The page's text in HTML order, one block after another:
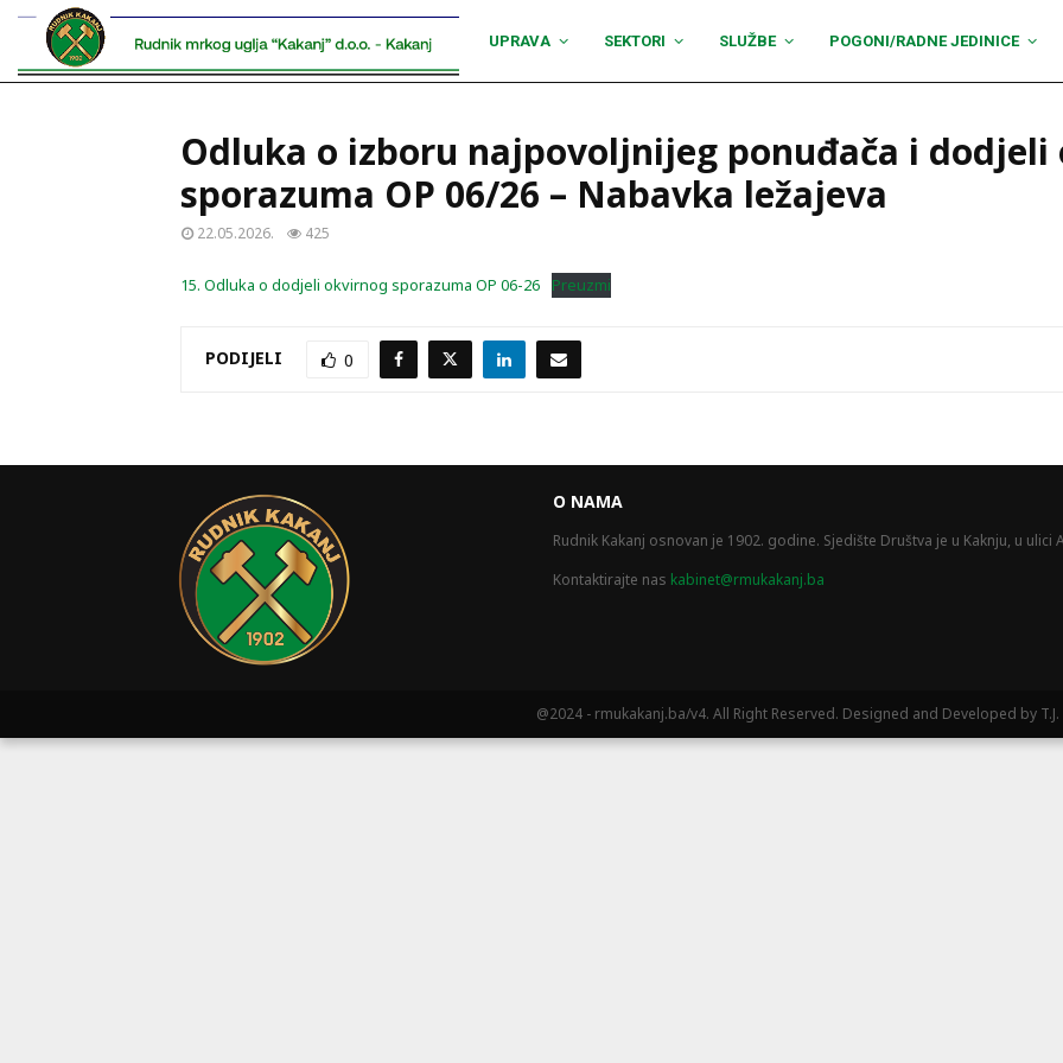
UPRAVA SEKTORI SLUŽBE POGONI/RADNE JEDINICE
Odluka o izboru najpovoljnijeg ponuđača i dodjeli
sporazuma OP 06/26 – Nabavka ležajeva
22.05.2026. 425
15. Odluka o dodjeli okvirnog sporazuma OP 06-26 Preuzmi
PODIJELI 0
O NAMA
Rudnik Kakanj osnovan je 1902. godine. Sjedište Društva je u Kaknju, u ulici
Kontaktirajte nas kabinet@rmukakanj.ba
@2024 - rmukakanj.ba/v4. All Right Reserved. Designed and Developed by T.J.